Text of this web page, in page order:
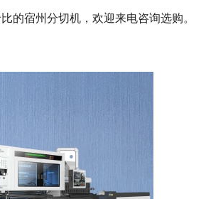
的宿州分切机，欢迎来电咨询选购。